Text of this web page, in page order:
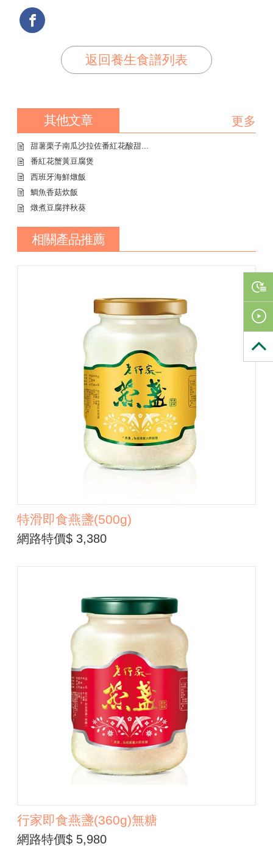
返回養生食譜列表
其他文章 更多
甜薯栗子南瓜沙拉佐番紅花酸甜...
番紅花蟹黃豆腐煲
西班牙海鮮燉飯
鯛魚香菇炊飯
燉煮豆腐拌秋葵
相關產品推薦
特滑即食燕盞(500g)
網路特價$ 3,380
行家即食燕盞(360g)無糖
網路特價$ 5,980